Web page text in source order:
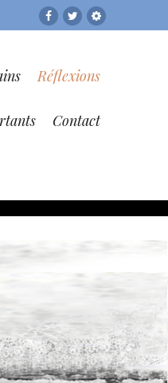
Facebook
TwitterRESF
Réflexions
Contact